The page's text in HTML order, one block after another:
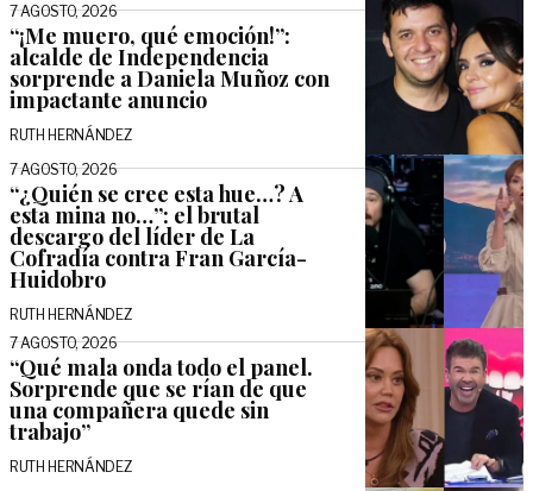
7 AGOSTO, 2026
“¡Me muero, qué emoción!”:
alcalde de Independencia
sorprende a Daniela Muñoz con
impactante anuncio
RUTH HERNÁNDEZ
7 AGOSTO, 2026
“¿Quién se cree esta hue…? A
esta mina no…”: el brutal
descargo del líder de La
Cofradía contra Fran García-
Huidobro
RUTH HERNÁNDEZ
7 AGOSTO, 2026
“Qué mala onda todo el panel.
Sorprende que se rían de que
una compañera quede sin
trabajo”
RUTH HERNÁNDEZ